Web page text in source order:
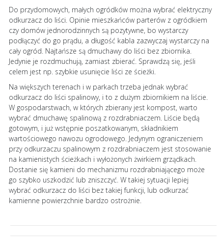
Do przydomowych, małych ogródków można wybrać elektryczny
odkurzacz do liści. Opinie mieszkańców parterów z ogródkiem
czy domów jednorodzinnych są pozytywne, bo wystarczy
podłączyć do go prądu, a długość kabla zazwyczaj wystarczy na
cały ogród. Najtańsze są dmuchawy do liści bez zbiornika.
Jedynie je rozdmuchują, zamiast zbierać. Sprawdzą się, jeśli
celem jest np. szybkie usunięcie liści ze ścieżki.
Na większych terenach i w parkach trzeba jednak wybrać
odkurzacz do liści spalinowy, i to z dużym zbiornikiem na liście.
W gospodarstwach, w których zbierany jest kompost, warto
wybrać dmuchawę spalinową z rozdrabniaczem. Liście będą
gotowym, i już wstępnie poszatkowanym, składnikiem
wartościowego nawozu ogrodowego. Jedynym ograniczeniem
przy odkurzaczu spalinowym z rozdrabniaczem jest stosowanie
na kamienistych ścieżkach i wyłożonych żwirkiem grządkach.
Dostanie się kamieni do mechanizmu rozdrabniającego może
go szybko uszkodzić lub zniszczyć. W takiej sytuacji lepiej
wybrać odkurzacz do liści bez takiej funkcji, lub odkurzać
kamienne powierzchnie bardzo ostrożnie.